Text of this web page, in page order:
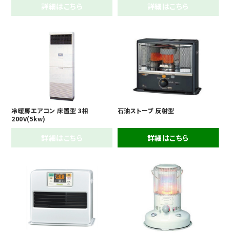
詳細はこちら 詳細はこちら
冷暖房エアコン 床置型 3相
200V(5kw)
詳細はこちら
石油ストーブ 反射型
詳細はこちら